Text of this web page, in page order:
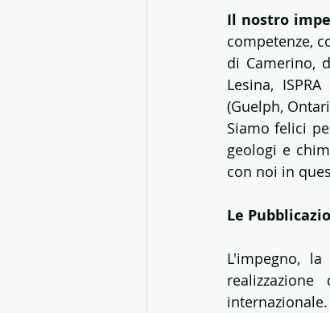
Il nostro
competenze,
di Camerino,
Lesina,
(Guelph,
Siamo felici
geologi e
con noi in
Le
L'impegno,
internazionale.